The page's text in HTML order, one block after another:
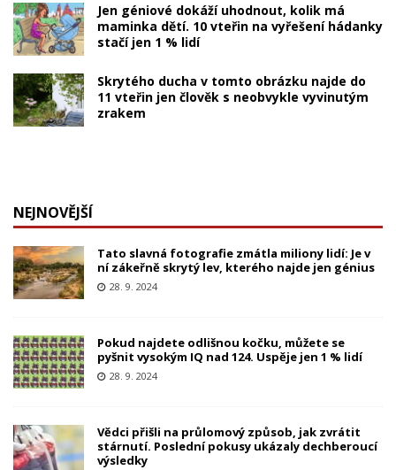
Jen géniové dokáží uhodnout, kolik má
maminka dětí. 10 vteřin na vyřešení hádanky
stačí jen 1 % lidí
Skrytého ducha v tomto obrázku najde do
11 vteřin jen člověk s neobvykle vyvinutým
zrakem
NEJNOVĚJŠÍ
Tato slavná fotografie zmátla miliony lidí: Je v
ní zákeřně skrytý lev, kterého najde jen génius
28. 9. 2024
Pokud najdete odlišnou kočku, můžete se
pyšnit vysokým IQ nad 124. Uspěje jen 1 % lidí
28. 9. 2024
Vědci přišli na průlomový způsob, jak zvrátit
stárnutí. Poslední pokusy ukázaly dechberoucí
výsledky